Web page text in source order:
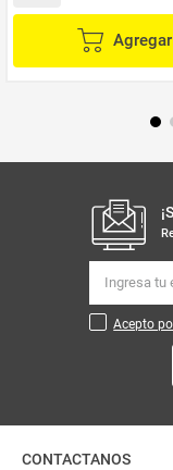
Agregar
Acepto
CONTACTANOS